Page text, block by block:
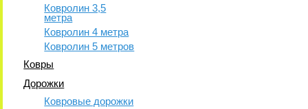
Ковролин 3,5
метра
Ковролин 4 метра
Ковролин 5 метров
Ковры
Дорожки
Ковровые дорожки